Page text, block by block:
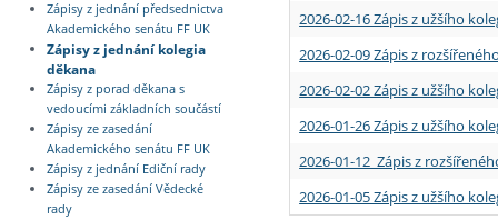
Zápisy z jednání předsednictva
Akademického senátu FF UK
Zápisy z jednání kolegia
děkana
Zápisy z porad děkana s
vedoucími základních součástí
Zápisy ze zasedání
Akademického senátu FF UK
Zápisy z jednání Ediční rady
Zápisy ze zasedání Vědecké
rady
2026-02-16 Zápis z užšího
2026-02-09 Zápis z
2026-02-02 Zápis z užšího
2026-01-26 Zápis z užšího
2026-01-12 Zápis z
2026-01-05 Zápis z užšího